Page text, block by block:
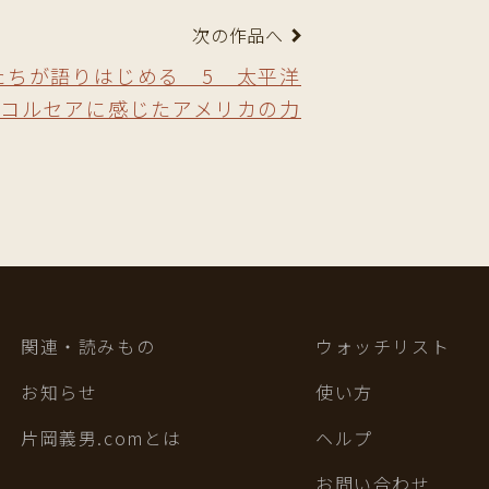
次の作品へ
ちが語りはじめる 5 太平洋
ルセアに感じたアメリカの力
関連・読みもの
お知らせ
片岡義男.comとは
ウォッチリスト
使い方
ヘルプ
お問い合わせ